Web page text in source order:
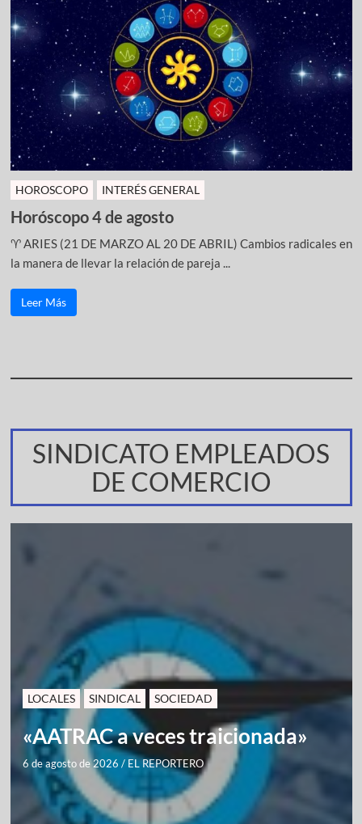
HOROSCOPO INTERÉS GENERAL
Horóscopo 4 de agosto
♈ ARIES (21 DE MARZO AL 20 DE ABRIL) Cambios radicales en
la manera de llevar la relación de pareja ...
Leer Más
SINDICATO EMPLEADOS
DE COMERCIO
LOCALES SINDICAL SOCIEDAD
«AATRAC a veces traicionada»
6 de agosto de 2026 / EL REPORTERO